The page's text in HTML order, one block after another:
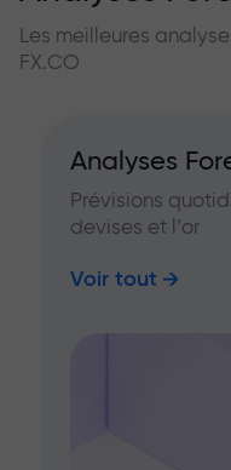
Les meilleures
FX.CO
Analyses
Prévisions
devises et l’or
Voir tout